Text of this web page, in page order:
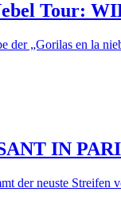
Tour:
der „Gorilas en la
IN
der neuste Streifen